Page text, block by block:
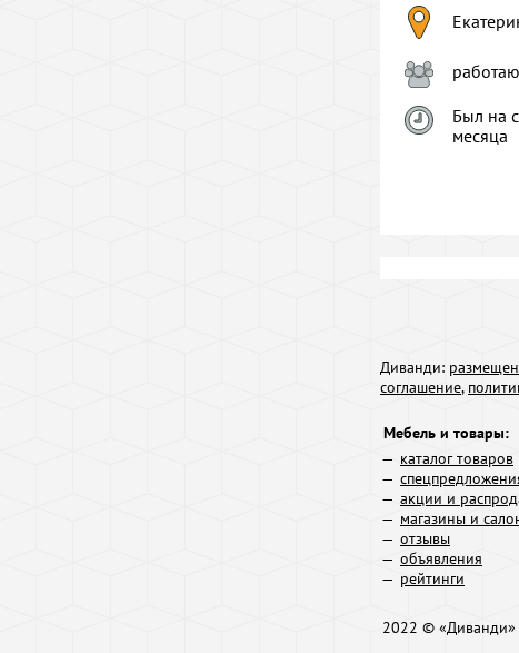
Был на
месяца
Диванди:
соглашение,
Мебель и товары:
каталог товаров
акции и
магазины и
отзывы
объявления
рейтинги
2022 © «Диванди»